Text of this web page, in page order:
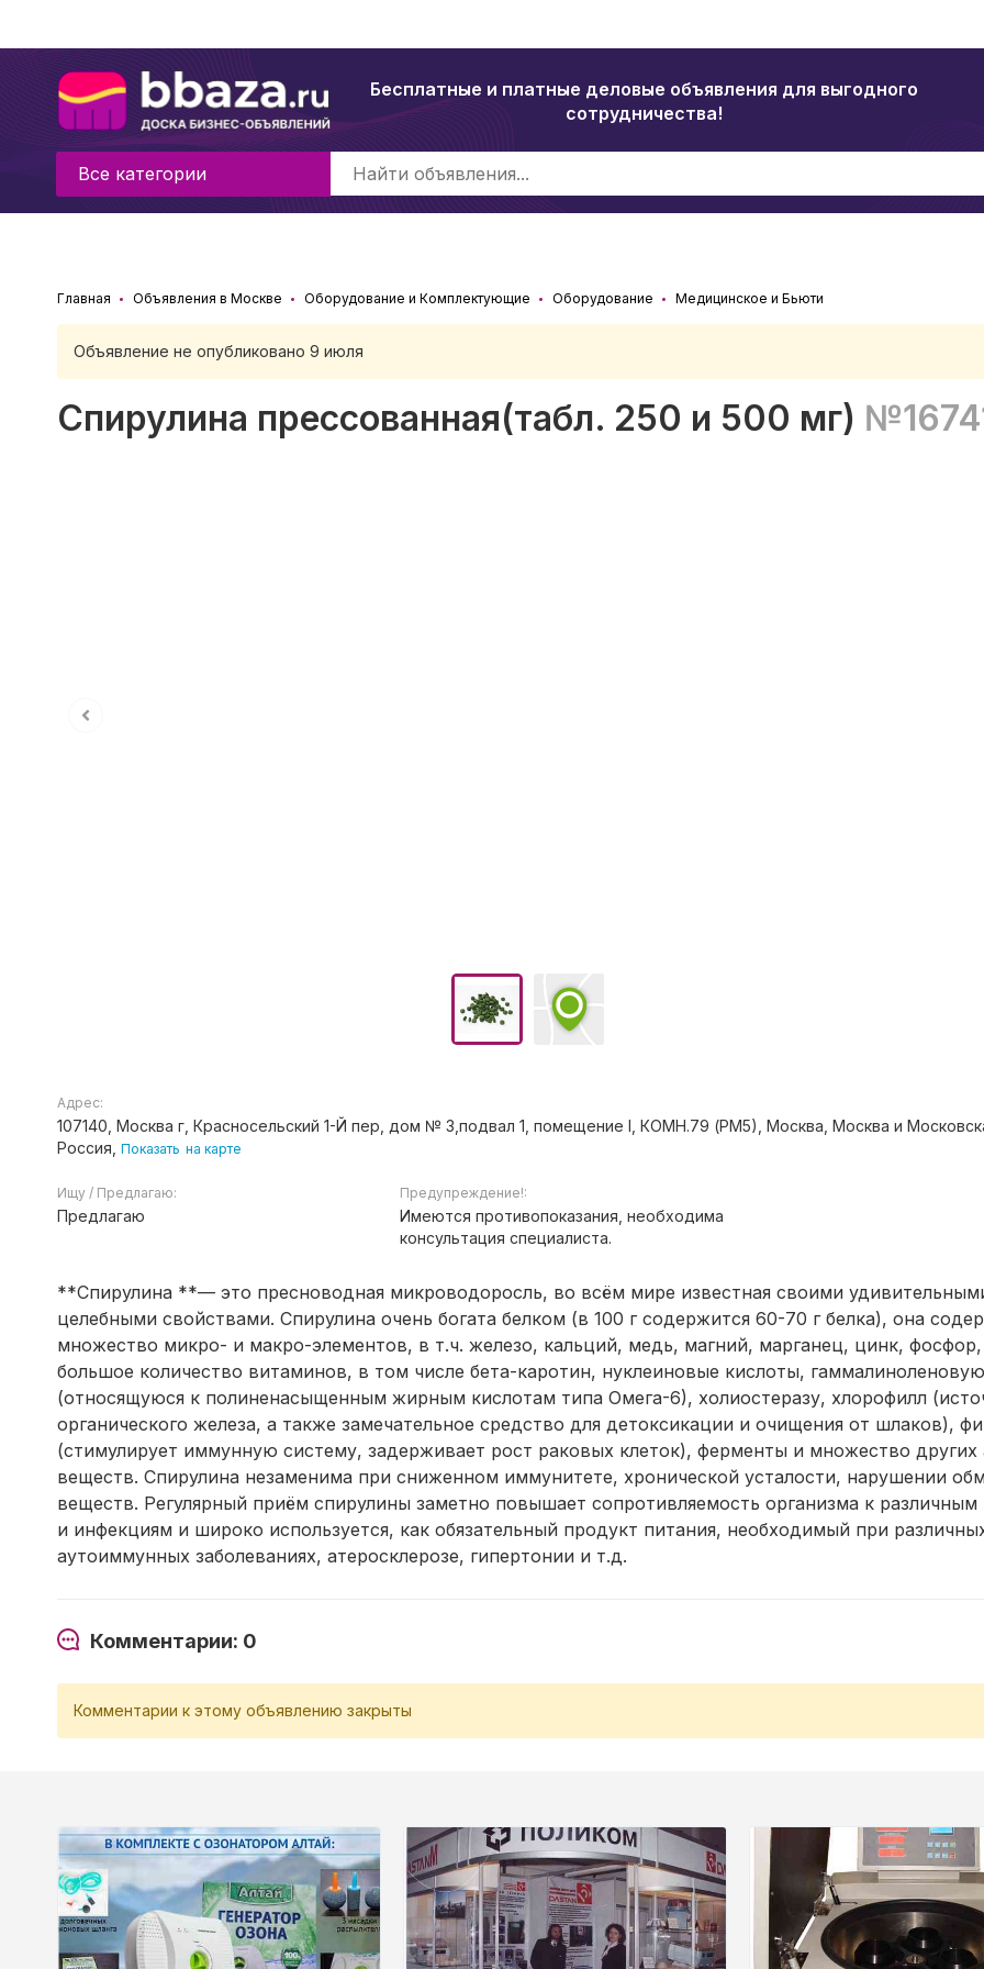
Бесплатные и платные деловые объявления для выгодного
сотрудничества!
Все категории
Главная Объявления в Москве Оборудование и Комплектующие Оборудование Медицинское и Бьюти
Объявление не опубликовано 9 июля
Спирулина прессованная(табл. 250 и 500 мг)
Адрес:
107140, Москва г, Красносельский 1-Й пер, дом № 3,подвал 1, помещение I, КОМН.79 (РМ5), Москва, Москва и
Россия, Показать на карте
Ищу / Предлагаю:
Предлагаю
Предупреждение!:
Имеются противопоказания, необходима
консультация специалиста.
**Спирулина **— это пресноводная микроводоросль, во всём мире известная своими
целебными свойствами. Спирулина очень богата белком (в 100 г содержится 60-70 г белка), она
множество микро- и макро-элементов, в т.ч. железо, кальций, медь, магний, марганец, цинк, фосфор,
большое количество витаминов, в том числе бета-каротин, нуклеиновые кислоты,
(относящуюся к полиненасыщенным жирным кислотам типа Омега-6), холиостеразу, хлорофилл
органического железа, а также замечательное средство для детоксикации и очищения от шлаков),
(стимулирует иммунную систему, задерживает рост раковых клеток), ферменты и множество других
веществ. Спирулина незаменима при сниженном иммунитете, хронической усталости, нарушении
веществ. Регулярный приём спирулины заметно повышает сопротивляемость организма к различным
и инфекциям и широко используется, как обязательный продукт питания, необходимый при
аутоиммунных заболеваниях, атеросклерозе, гипертонии и т.д.
Комментарии: 0
Комментарии к этому объявлению закрыты